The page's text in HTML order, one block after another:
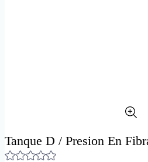
Tanque D / Presion En